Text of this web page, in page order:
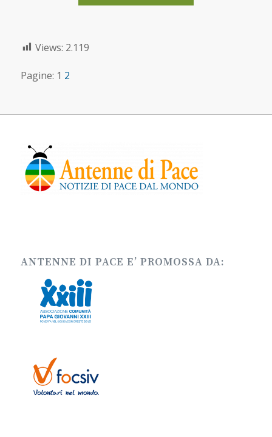
Views: 2.119
Pagine: 1 2
ANTENNE DI PACE E’ PROMOSSA DA: